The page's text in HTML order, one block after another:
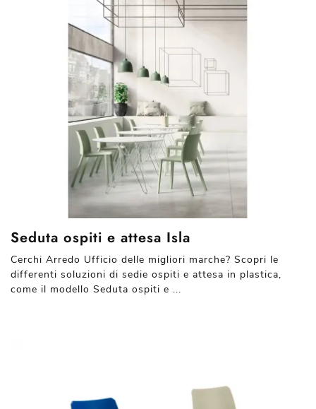
Seduta ospiti e attesa Isla
Cerchi Arredo Ufficio delle migliori marche? Scopri le
differenti soluzioni di sedie ospiti e attesa in plastica,
come il modello Seduta ospiti e ...